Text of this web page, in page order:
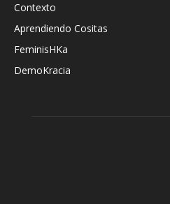
Contexto
Aprendiendo Cositas
FeminisHKa
DemoKracia